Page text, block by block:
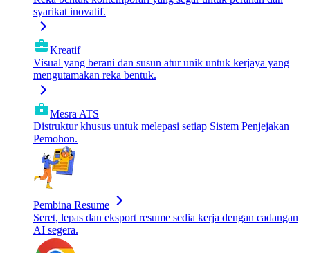
syarikat inovatif.
Kreatif
Visual yang berani dan susun atur unik untuk kerjaya yang
mengutamakan reka bentuk.
Mesra ATS
Distruktur khusus untuk melepasi setiap Sistem Penjejakan
Pemohon.
Pembina Resume
Seret, lepas dan eksport resume sedia kerja dengan cadangan
AI segera.